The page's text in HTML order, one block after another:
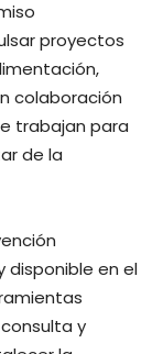
proyectos
colaboración
trabajan para
de la
disponible en el
y